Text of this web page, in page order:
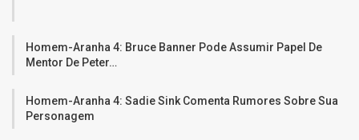
Homem-Aranha 4: Bruce Banner Pode Assumir Papel De
Mentor De Peter…
Homem-Aranha 4: Sadie Sink Comenta Rumores Sobre Sua
Personagem